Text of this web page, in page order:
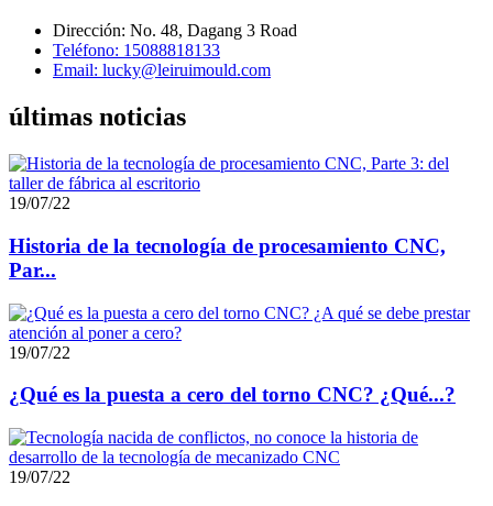
Dirección: No. 48, Dagang 3 Road
Teléfono: 15088818133
Email: lucky@leiruimould.com
últimas noticias
19/07/22
Historia de la tecnología de procesamiento CNC,
Par...
19/07/22
¿Qué es la puesta a cero del torno CNC? ¿Qué...?
19/07/22